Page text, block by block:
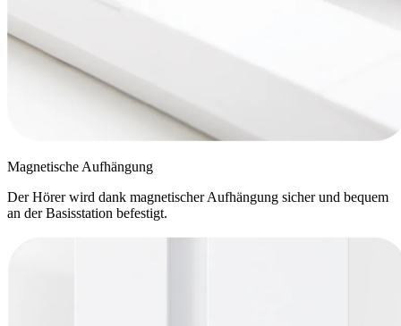
Magnetische Aufhängung
Der Hörer wird dank magnetischer Aufhängung sicher und bequem
an der Basisstation befestigt.